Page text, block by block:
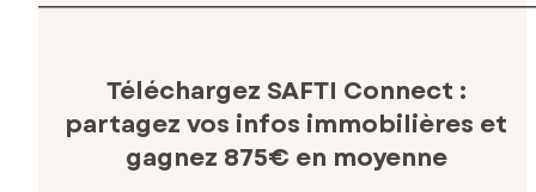
Téléchargez SAFTI Connect :
partagez vos infos immobilières et
gagnez 875€ en moyenne